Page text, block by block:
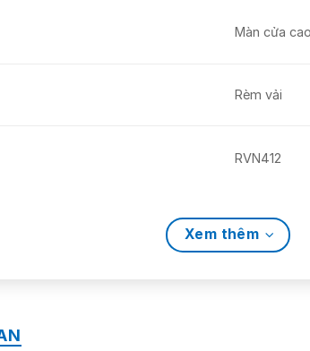
Màn cửa
Rèm vải
RVN412
Nhật Bản
Xem thêm